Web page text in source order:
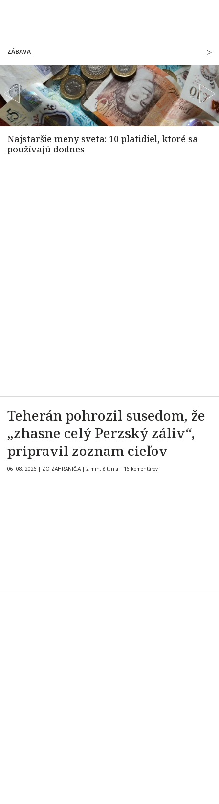
ZÁBAVA
Teherán pohrozil susedom, že
„zhasne celý Perzský záliv“,
pripravil zoznam cieľov
06. 08. 2026 | ZO ZAHRANIČIA | 2 min. čítania | 16 komentárov